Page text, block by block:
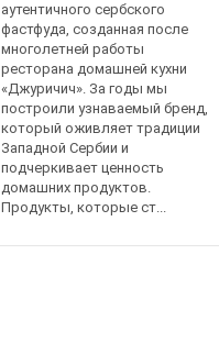
аутентичного сербского
фастфуда, созданная после
многолетней работы
ресторана домашней кухни
«Джуричич». За годы мы
построили узнаваемый бренд,
который оживляет традиции
Западной Сербии и
подчеркивает ценность
домашних продуктов.
Продукты, которые ст...